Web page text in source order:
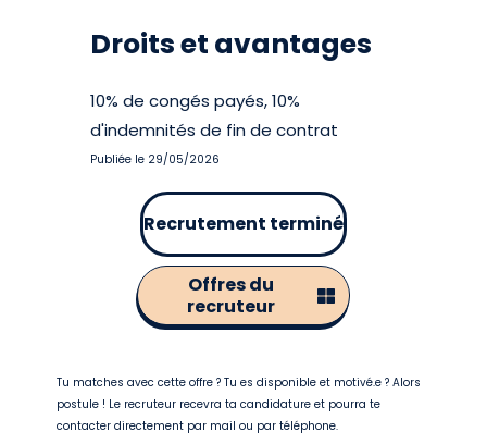
Droits et avantages
10% de congés payés, 10%
d'indemnités de fin de contrat
Publiée le 29/05/2026
Recrutement terminé
Offres du
recruteur
Tu matches avec cette offre ? Tu es disponible et motivé.e ? Alors
postule ! Le recruteur recevra ta candidature et pourra te
contacter directement par mail ou par téléphone.